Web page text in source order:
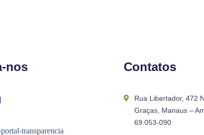
nos Contatos
Rua Libertador, 472
Graças, Manaus –
69.053-090